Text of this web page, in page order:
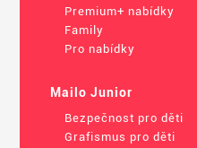
Premium+ nabídky
Family
Pro nabídky
Mailo Junior
Bezpečnost pro děti
Grafismus pro děti